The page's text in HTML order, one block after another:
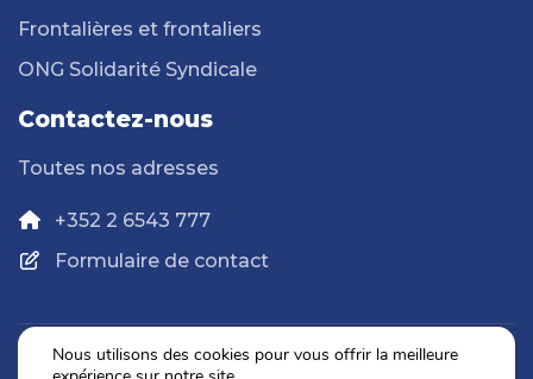
Frontalières et frontaliers
ONG Solidarité Syndicale
Contactez-nous
Toutes nos adresses
+352 2 6543 777
Formulaire de contact
Nous utilisons des cookies pour vous offrir la meilleure